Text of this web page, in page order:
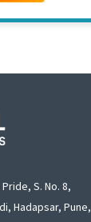
S. No. 8,
Hadapsar, Pune,